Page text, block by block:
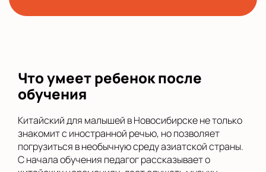
Что умеет ребенок после
обучения
Китайский для малышей в Новосибирске не только
знакомит с иностранной речью, но позволяет
погрузиться в необычную среду азиатской страны.
С начала обучения педагог рассказывает о